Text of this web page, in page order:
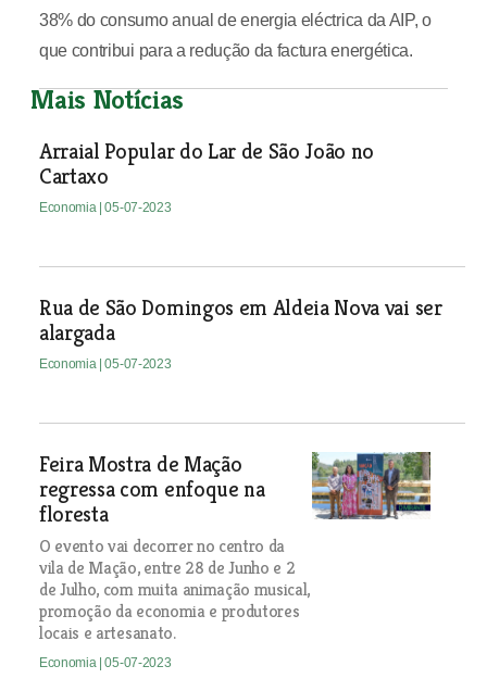
38% do consumo anual de energia eléctrica da AIP, o
que contribui para a redução da factura energética.
Mais Notícias
Arraial Popular do Lar de São João no
Cartaxo
Economia | 05-07-2023
Rua de São Domingos em Aldeia Nova vai ser
alargada
Economia | 05-07-2023
Feira Mostra de Mação
regressa com enfoque na
floresta
O evento vai decorrer no centro da
vila de Mação, entre 28 de Junho e 2
de Julho, com muita animação musical,
promoção da economia e produtores
locais e artesanato.
Economia | 05-07-2023